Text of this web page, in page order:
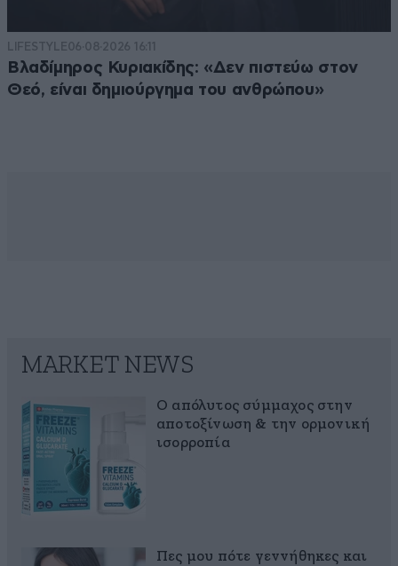
LIFESTYLE06·08·2026 16:11
Βλαδίμηρος Κυριακίδης: «Δεν πιστεύω στον
Θεό, είναι δημιούργημα του ανθρώπου»
MARKET NEWS
Ο απόλυτος σύμμαχος στην
αποτοξίνωση & την ορμονική
ισορροπία
Πες μου πότε γεννήθηκες και